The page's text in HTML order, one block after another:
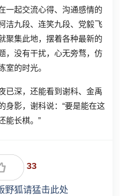
一起交流心得、沟通感情的
洁九段、连笑九段、党毅飞
聚集此地，摆着各种最新的
，没有干扰，心无旁骛，仿
室的时光。
已深，还能看到谢科、金禹
身影，谢科说：“要是能在这
能长棋。”
33
野狐请猛击此处